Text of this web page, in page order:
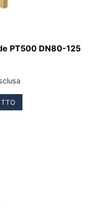
PT500 DN80-125